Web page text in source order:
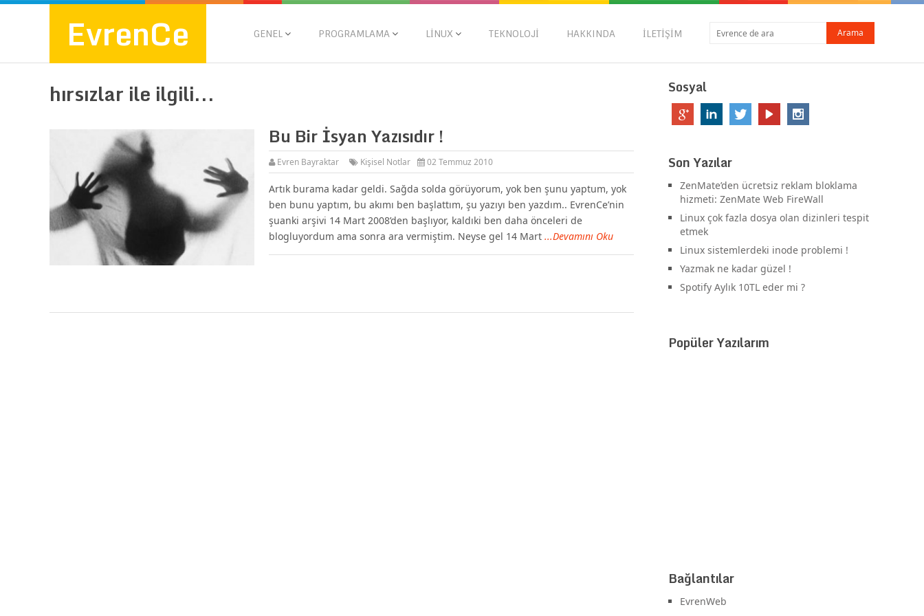
EvrenCe GENEL PROGRAMLAMA LINUX TEKNOLOJI HAKKINDA İLETIŞIM
hırsızlar ile ilgili...
Bu Bir İsyan Yazısıdır !
Evren Bayraktar Kişisel Notlar 02 Temmuz 2010
Artık burama kadar geldi. Sağda solda görüyorum, yok ben şunu yaptum, yok
ben bunu yaptım, bu akımı ben başlattım, şu yazıyı ben yazdım.. EvrenCe’nin
şuanki arşivi 14 Mart 2008’den başlıyor, kaldıki ben daha önceleri de
blogluyordum ama sonra ara vermiştim. Neyse gel 14 Mart ...Devamını Oku
Sosyal
Son Yazılar
ZenMate’den ücretsiz reklam bloklama
hizmeti: ZenMate Web FireWall
Linux çok fazla dosya olan dizinleri tespit
etmek
Linux sistemlerdeki inode problemi !
Yazmak ne kadar güzel !
Spotify Aylık 10TL eder mi ?
Popüler Yazılarım
Bağlantılar
EvrenWeb